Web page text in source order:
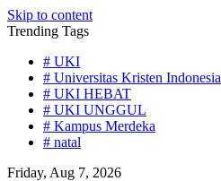
Skip to content
Trending Tags
# UKI
# Universitas Kristen Indonesia
# UKI HEBAT
# UKI UNGGUL
# Kampus Merdeka
# natal
Friday, Aug 7, 2026